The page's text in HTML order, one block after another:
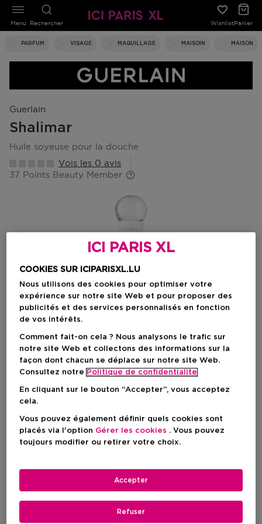
Rechercher WishlistPanier
PARFUM VISAGE MAQUILLAGE MAISOIN MAISON
Menu
Guerlain
Shalimar
huile soyeuse pour la douche
Vois les 0 avis
37 Points Beauty Member
Choisissez votre format
37,03 €
ICI PARIS XL
COOKIES SUR ICIPARISXL.LU
Nous utilisons des cookies pour optimiser votre
expérience sur notre site Web et pour proposer des
publicités et des services personnalisés en fonction
de vos intérêts.
Comment fait-on cela ? Nous analysons le trafic sur
notre site Web et collectons des informations sur la
façon dont chacun se déplace sur notre site Web.
Consultez notre Politique de confidentialite
En cliquant sur le bouton “Accepter”, vous acceptez
cela.
Vous pouvez également définir quels cookies sont
placés via l'option Gérer les cookies . Vous pouvez
toujours modifier ou retirer votre choix.
Refuser
Accepter